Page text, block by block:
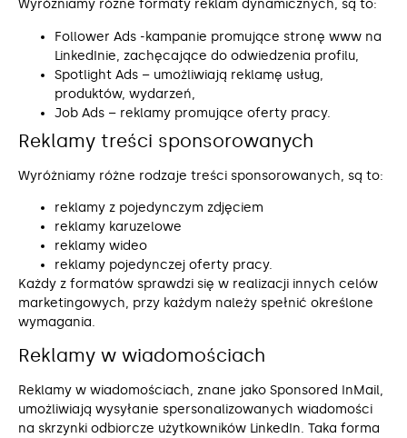
Wyróżniamy różne formaty reklam dynamicznych, są to:
Follower Ads -kampanie promujące stronę www na
LinkedInie, zachęcające do odwiedzenia profilu,
Spotlight Ads – umożliwiają reklamę usług,
produktów, wydarzeń,
Job Ads – reklamy promujące oferty pracy.
Reklamy treści sponsorowanych
Wyróżniamy różne rodzaje treści sponsorowanych, są to:
reklamy z pojedynczym zdjęciem
reklamy karuzelowe
reklamy wideo
reklamy pojedynczej oferty pracy.
Każdy z formatów sprawdzi się w realizacji innych celów
marketingowych, przy każdym należy spełnić określone
wymagania.
Reklamy w wiadomościach
Reklamy w wiadomościach, znane jako Sponsored InMail,
umożliwiają wysyłanie spersonalizowanych wiadomości
na skrzynki odbiorcze użytkowników LinkedIn. Taka forma